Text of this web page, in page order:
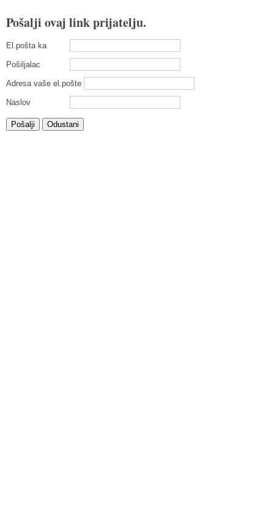
Pošalji ovaj link prijatelju.
El.pošta ka
Pošiljalac
Adresa vaše el.pošte
Naslov
Pošalji Odustani